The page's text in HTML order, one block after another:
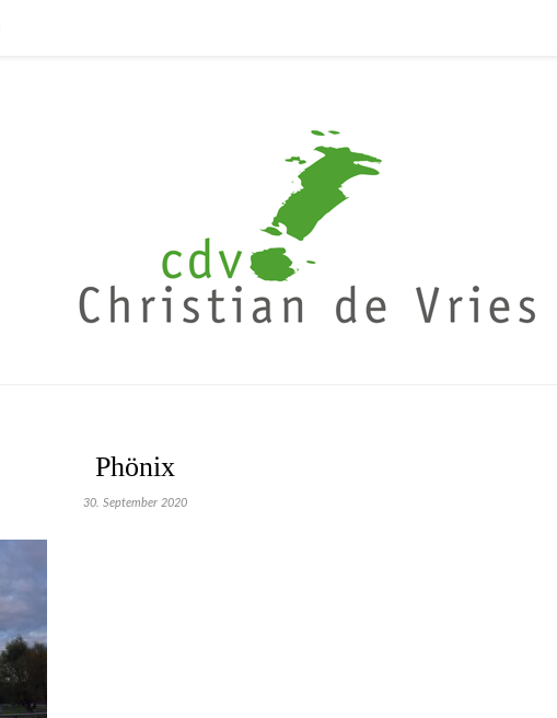
Phönix
30. September 2020